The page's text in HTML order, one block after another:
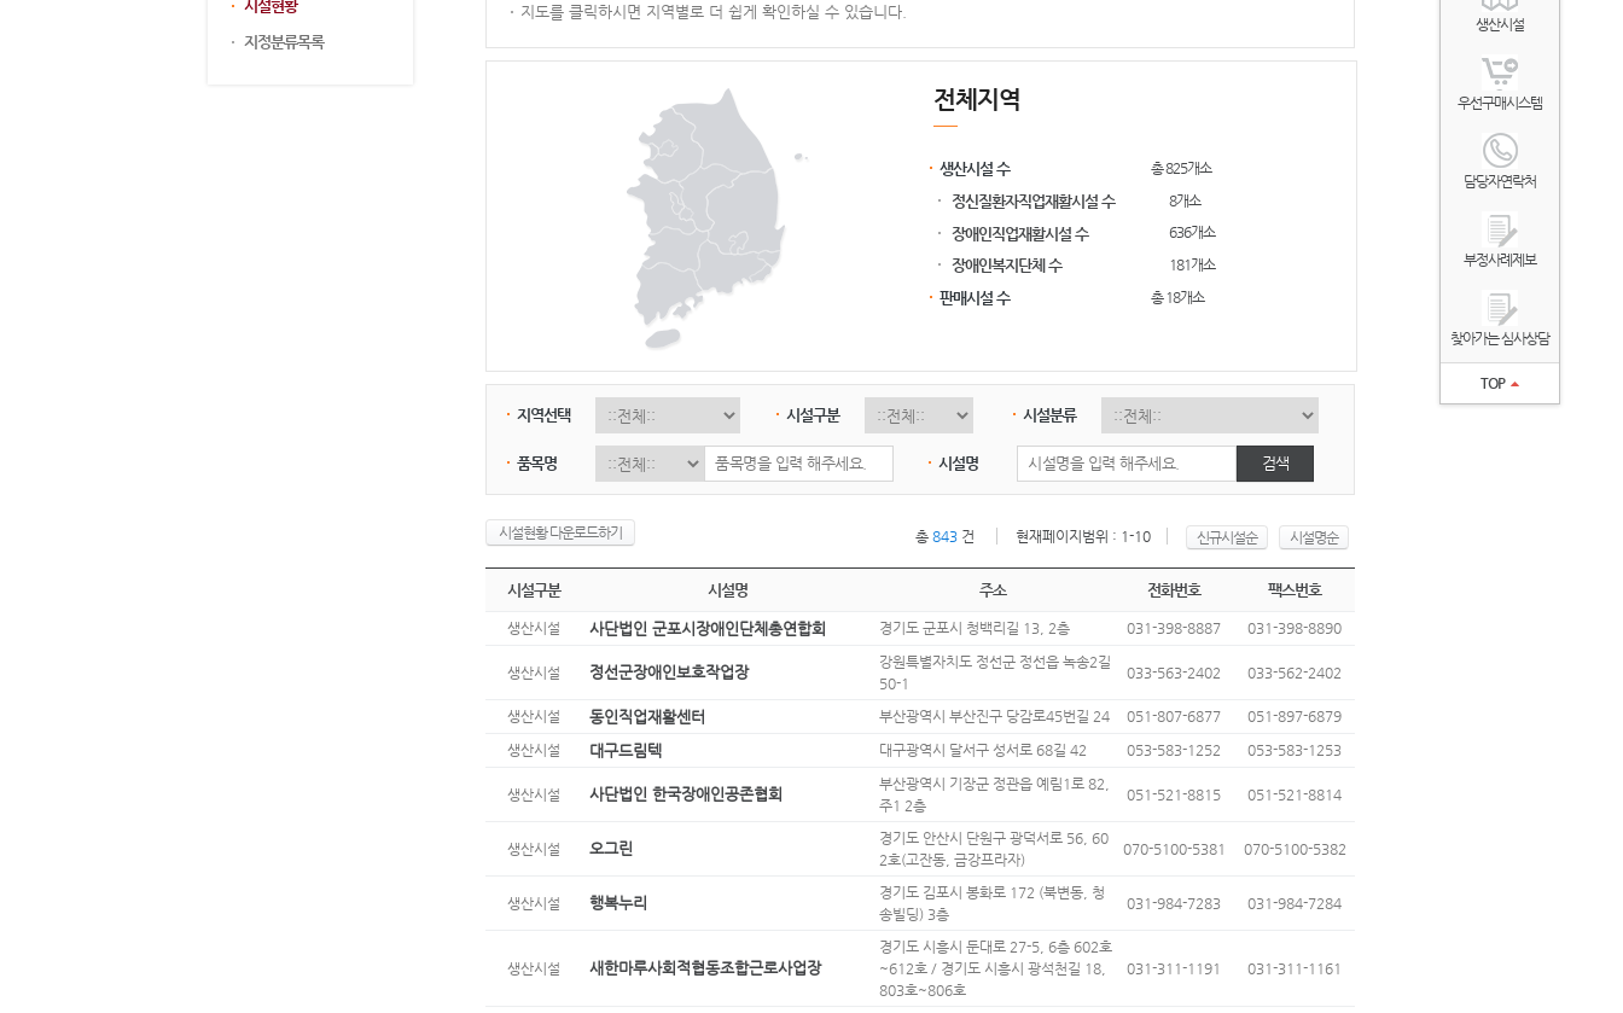
시설현황
지정분류목록
지도를 클릭하시면 지역별로 더 쉽게 확인하실 수 있습니다.
전체지역
생산시설 수 총 825개소
정신질환자직업재활시설 수 8개소
장애인직업재활시설 수 636개소
장애인복지단체 수 181개소
판매시설 수 총 18개소
지역선택 시설구분 시설분류
품목명 시설명 검색
시설현황 다운로드하기 총 843 건 현재페이지범위 : 1-10 신규시설순 시설명순
시설구분 시설명 주소 전화번호 팩스번호
생산시설 사단법인 군포시장애인단체총연합회 경기도 군포시 청백리길 13, 2층 031-398-8887 031-398-8890
생산시설 정선군장애인보호작업장
강원특별자치도 정선군 정선읍 녹송2길
50-1
033-563-2402 033-562-2402
생산시설 동인직업재활센터 부산광역시 부산진구 당감로45번길 24 051-807-6877
051-897-6879
생산시설
대구드림텍 대구광역시 달서구 성서로 68길 42 053-583-1252 053-583-1253
생산시설 사단법인 한국장애인공존협회
부산광역시 기장군 정관읍 예림1로 82,
주1 2층
051-521-8815 051-521-8814
생산시설 오그린
경기도 안산시 단원구 광덕서로 56, 60
2호(고잔동, 금강프라자)
070-5100-5381 070-5100-5382
생산시설 행복누리
경기도 김포시 봉화로 172 (북변동, 청
송빌딩) 3층
031-984-7283 031-984-7284
생산시설 새한마루사회적협동조합근로사업장
경기도 시흥시 둔대로 27-5, 6층 602호
~612호 / 경기도 시흥시 광석천길 18,
803호~806호
031-311-1191 031-311-1161
생산시설
우선구매시스템
담당자연락처
부정사례제보
찾아가는 심사상담
TOP